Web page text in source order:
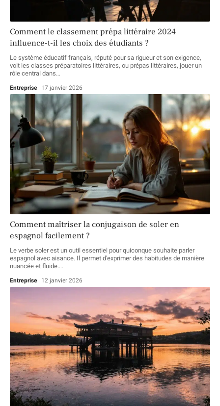
Comment le classement prépa littéraire 2024
influence-t-il les choix des étudiants ?
Le système éducatif français, réputé pour sa rigueur et son exigence,
voit les classes préparatoires littéraires, ou prépas littéraires, jouer un
rôle central dans…
Entreprise 17 janvier 2026
Comment maîtriser la conjugaison de soler en
espagnol facilement ?
Le verbe soler est un outil essentiel pour quiconque souhaite parler
espagnol avec aisance. Il permet d'exprimer des habitudes de manière
nuancée et fluide.…
Entreprise 12 janvier 2026